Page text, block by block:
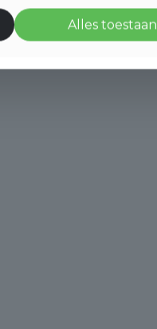
Alles toestaan